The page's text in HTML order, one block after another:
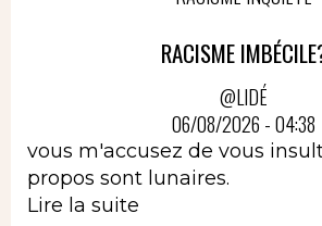
RACISME
@LIDÉ
06/08/2026 - 04:38
vous m'accusez de vous
propos sont lunaires.
Lire la suite